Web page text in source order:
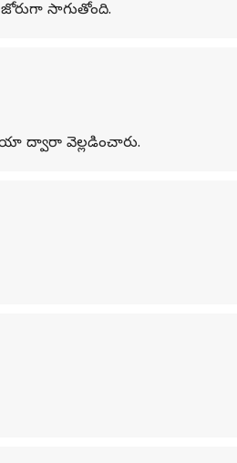
సాగుతోంది.
ద్వారా వెల్లడించారు.